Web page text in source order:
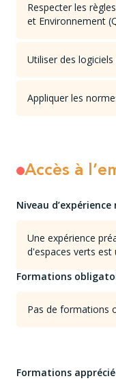
Respecter les
et Environnement
Utiliser des
Appliquer les
Accès à
Niveau d’expérience
Une expérience
d'espaces verts est
Formations
Pas de formations
Formations